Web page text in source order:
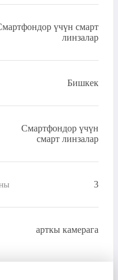
үчүн смарт
линзалар
Бишкек
Смартфондор үчүн
смарт линзалар
3
арткы камерага